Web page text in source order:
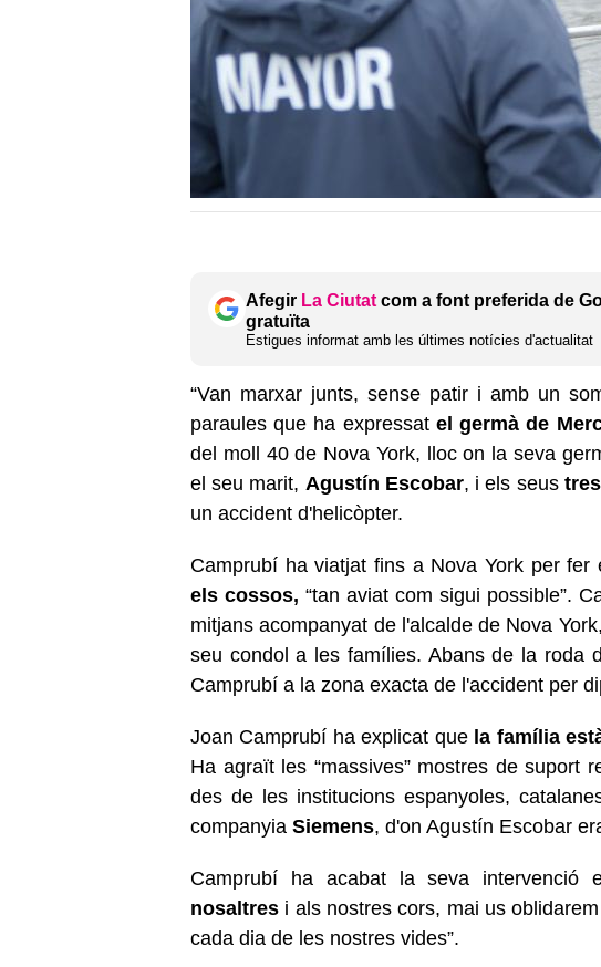
Afegir La Ciutat com a font preferida de
gratuïta
Estigues informat amb les últimes notícies d'actualitat
“Van marxar junts, sense patir i amb un
paraules que ha expressat el germà de
del moll 40 de Nova York, lloc on la seva
el seu marit, Agustín Escobar, i els seus
un accident d'helicòpter.
Camprubí ha viatjat fins a Nova York per fer
els cossos, “tan aviat com sigui possible”.
mitjans acompanyat de l'alcalde de Nova
seu condol a les famílies. Abans de la roda
Camprubí a la zona exacta de l'accident per
Joan Camprubí ha explicat que la família
Ha agraït les “massives” mostres de suport
des de les institucions espanyoles,
companyia Siemens, d'on Agustín Escobar
Camprubí ha acabat la seva intervenció
nosaltres i als nostres cors, mai us
cada dia de les nostres vides”.